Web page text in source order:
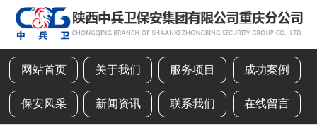
网站首页 关于我们 服务项目 成功案例
保安风采 新闻资讯 联系我们 在线留言